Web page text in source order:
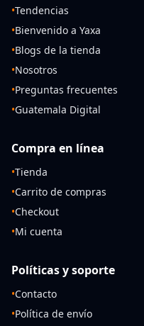
•Tendencias
•Bienvenido a Yaxa
•Blogs de la tienda
•Nosotros
•Preguntas frecuentes
•Guatemala Digital
Compra en línea
•Tienda
•Carrito de compras
•Checkout
•Mi cuenta
Políticas y soporte
•Contacto
•Política de envío